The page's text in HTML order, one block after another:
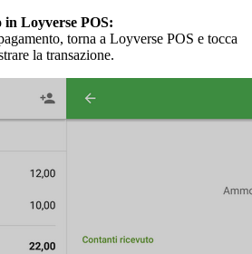
in Loyverse POS:
torna a Loyverse POS e tocca
la transazione.